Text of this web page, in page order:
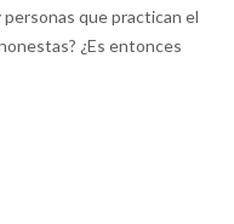
personas que practican el
¿Es entonces